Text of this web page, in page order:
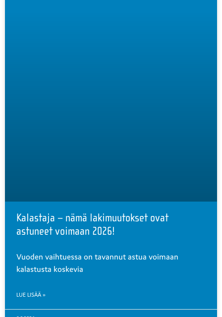
Kalastaja – nämä lakimuutokset ovat
astuneet voimaan 2026!
Vuoden vaihtuessa on tavannut astua voimaan
kalastusta koskevia
LUE LISÄÄ »